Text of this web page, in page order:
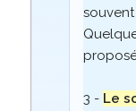
souvent
3 - Le